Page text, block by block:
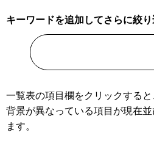
キーワードを追加してさらに絞
一覧表の項目欄をクリックすると
背景が異なっている項目が現在
ます。